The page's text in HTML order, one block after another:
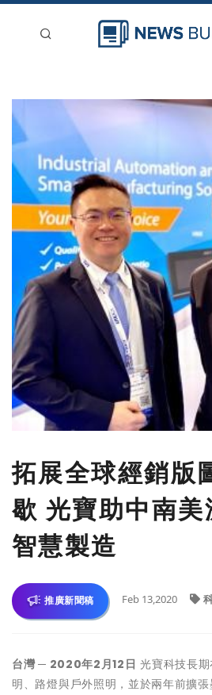
刊登
拓展全球經銷版
歇 光寶助中南
智慧製造
推廣新聞稿 Feb 13,2020
台灣─ 2020年2月12 日 光寶科技長
明、路燈與戶外照明，並於兩年前擴